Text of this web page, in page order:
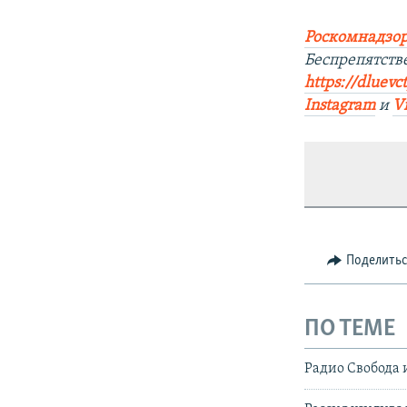
https://
Instagramи
ПО ТЕМЕ
Радио Свобода